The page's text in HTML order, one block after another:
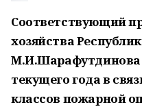
Соответствующий
хозяйства
М.И.Шарафутдинова
текущего года в
классов пожарной